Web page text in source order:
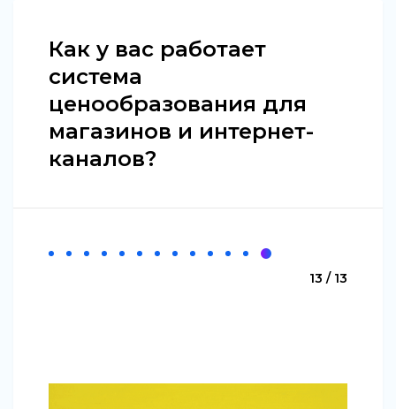
Как у вас работает
система
ценообразования для
магазинов и интернет-
каналов?
13 / 13